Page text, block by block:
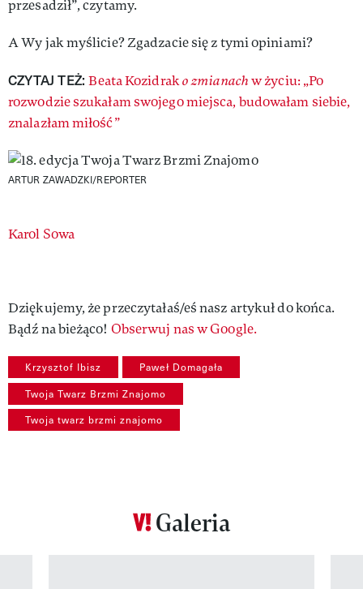
przesadził”, czytamy.
A Wy jak myślicie? Zgadzacie się z tymi opiniami?
CZYTAJ TEŻ:Beata Kozidrako zmianachw życiu: „Po
rozwodzie szukałam swojego miejsca, budowałam siebie,
znalazłam miłość”
ARTUR ZAWADZKI/REPORTER
Authors
Karol Sowa
Dziękujemy, że przeczytałaś/eś nasz artykuł do końca.
Bądź na bieżąco! Obserwuj nas w Google.
Krzysztof Ibisz Paweł Domagała
Twoja Twarz Brzmi Znajomo
Twoja twarz brzmi znajomo
Galeria